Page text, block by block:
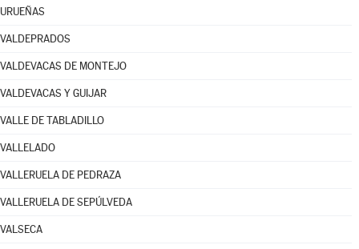
URUEÑAS
VALDEPRADOS
VALDEVACAS DE MONTEJO
VALDEVACAS Y GUIJAR
VALLE DE TABLADILLO
VALLELADO
VALLERUELA DE PEDRAZA
VALLERUELA DE SEPÚLVEDA
VALSECA